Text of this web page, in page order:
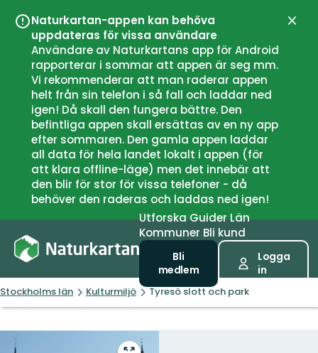
Naturkartan-appen kan behöva
uppdateras för vissa användare
Användare av Naturkartans app för Android
rapporterar i sommar att appen är seg mm.
Vi rekommenderar att man raderar appen
helt från sin telefon i så fall och laddar ned
igen! Då skall den fungera bättre. Den
befintliga appen skall ersättas av en ny app
efter sommaren. Den gamla appen laddar
all data för hela landet lokalt i appen (för
att klara offline-läge) men det innebär att
den blir för stor för vissa telefoner - då
behöver den raderas och laddas ned igen!
UtforskaGuiderLän
Kommuner Bli kund
Bli
medlem
Logga
in
Stockholms län Kulturmiljö Tyresö slott och park